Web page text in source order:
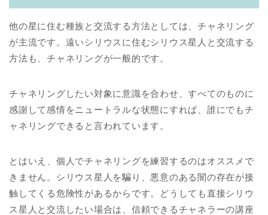
他の星に住む種族と交流する方法としては、チャネリング
が主流です。遠いシリウスに住むシリウス星人と交流する
方法も、チャネリングが一般的です。
チャネリングしたい対象に意識を合わせ、すべてのものに
感謝して感情をニュートラルな状態にすれば、誰にでもチ
ャネリングできると言われています。
とはいえ、個人でチャネリングを練習するのはオススメで
きません。シリウス星人を騙り、悪意のある闇の存在が接
触してくる危険性があるからです。どうしても直接シリウ
ス星人と交流したい場合は、信頼できるチャネラーの講座